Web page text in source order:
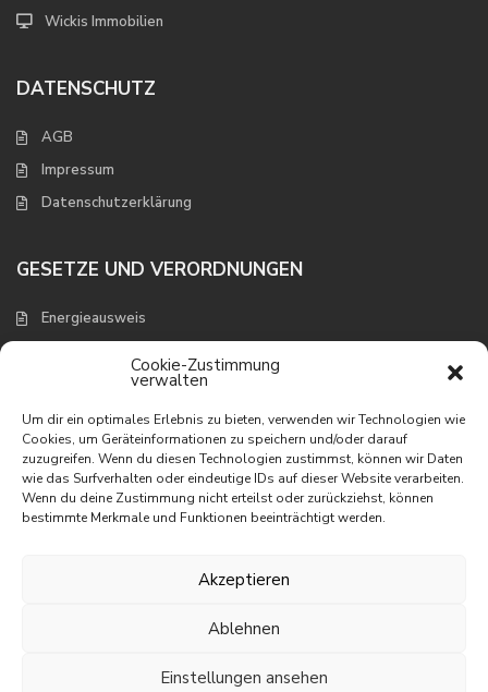
Cookie-Zustimmung
verwalten
Um dir ein optimales Erlebnis zu bieten, verwenden wir Technologien wie
Cookies, um Geräteinformationen zu speichern und/oder darauf
zuzugreifen. Wenn du diesen Technologien zustimmst, können wir Daten
wie das Surfverhalten oder eindeutige IDs auf dieser Website verarbeiten.
Wenn du deine Zustimmung nicht erteilst oder zurückziehst, können
bestimmte Merkmale und Funktionen beeinträchtigt werden.
Akzeptieren
Ablehnen
Einstellungen ansehen
Wickis Immobilien
DATENSCHUTZ
AGB
Impressum
Datenschutzerklärung
GESETZE UND VERORDNUNGEN
Energieausweis
NEUESTE EIGENSCHAFTEN
Appartement mit wunderbarem
Meerbli...
195.000 €
465.000 €